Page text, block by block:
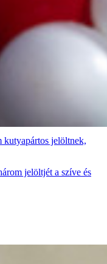
kutyapártos jelöltnek,
jelöltjét a szíve és